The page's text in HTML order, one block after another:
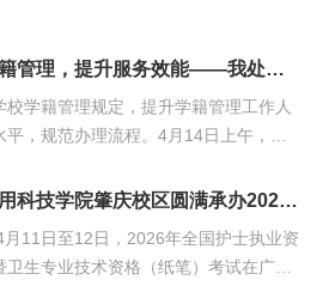
规范学籍管理，提升服务效能——我处召开学籍管理工作专项培训会
校学籍管理规定，提升学籍管理工作人
平，规范办理流程。4月14日上午，教
处赵卓处长、学籍科吴秋房科长及各学广州应用科技学院肇庆校区圆满承办2026年全国护士执业资格及卫生专业技术资格（纸笔）考试
月11日至12日，2026年全国护士执业资
卫生专业技术资格（纸笔）考试在广州